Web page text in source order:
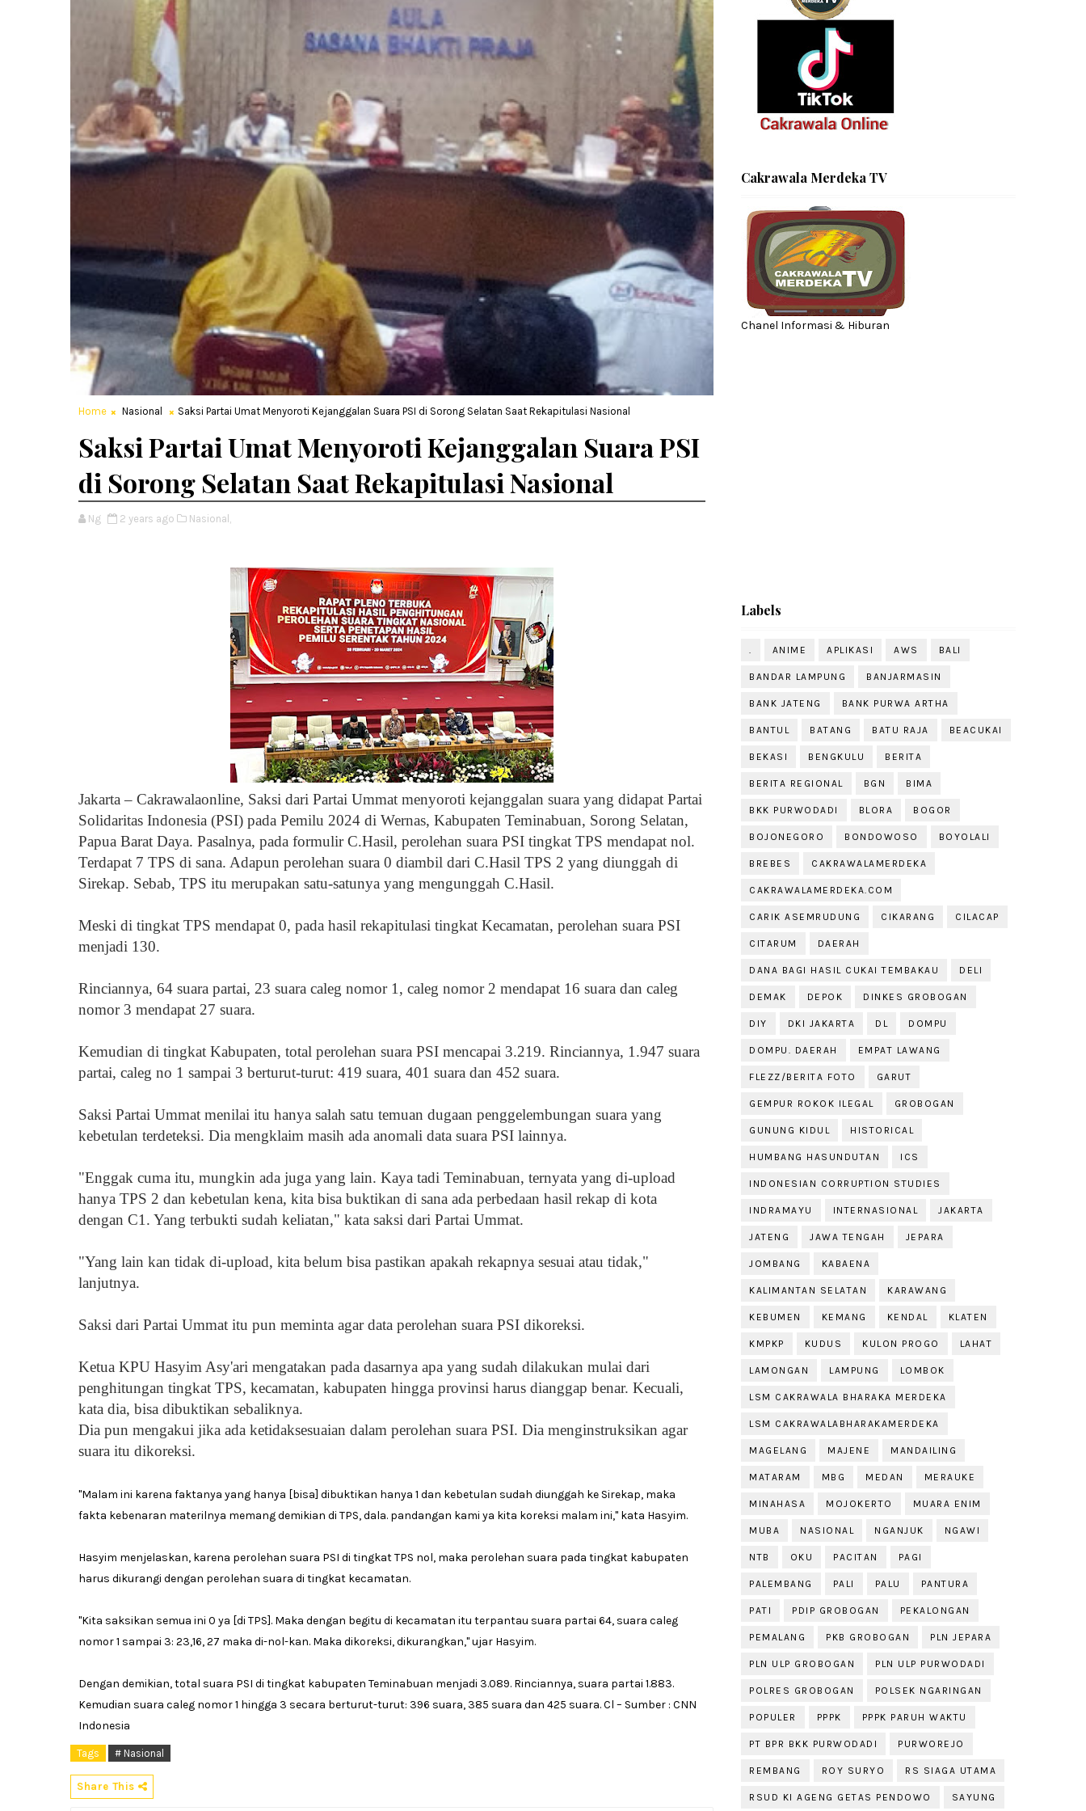
Home Nasional Saksi Partai Umat Menyoroti Kejanggalan Suara PSI di Sorong Selatan Saat Rekapitulasi Nasional
Saksi Partai Umat Menyoroti Kejanggalan Suara PSI
di Sorong Selatan Saat Rekapitulasi Nasional
Ng 2 years ago Nasional,
Jakarta – Cakrawalaonline, Saksi dari Partai Ummat menyoroti kejanggalan suara yang didapat Partai
Solidaritas Indonesia (PSI) pada Pemilu 2024 di Wernas, Kabupaten Teminabuan, Sorong Selatan,
Papua Barat Daya. Pasalnya, pada formulir C.Hasil, perolehan suara PSI tingkat TPS mendapat nol.
Terdapat 7 TPS di sana. Adapun perolehan suara 0 diambil dari C.Hasil TPS 2 yang diunggah di
Sirekap. Sebab, TPS itu merupakan satu-satunya yang mengunggah C.Hasil.
Meski di tingkat TPS mendapat 0, pada hasil rekapitulasi tingkat Kecamatan, perolehan suara PSI
menjadi 130.
Rinciannya, 64 suara partai, 23 suara caleg nomor 1, caleg nomor 2 mendapat 16 suara dan caleg
nomor 3 mendapat 27 suara.
Kemudian di tingkat Kabupaten, total perolehan suara PSI mencapai 3.219. Rinciannya, 1.947 suara
partai, caleg no 1 sampai 3 berturut-turut: 419 suara, 401 suara dan 452 suara.
Saksi Partai Ummat menilai itu hanya salah satu temuan dugaan penggelembungan suara yang
kebetulan terdeteksi. Dia mengklaim masih ada anomali data suara PSI lainnya.
"Enggak cuma itu, mungkin ada juga yang lain. Kaya tadi Teminabuan, ternyata yang di-upload
hanya TPS 2 dan kebetulan kena, kita bisa buktikan di sana ada perbedaan hasil rekap di kota
dengan C1. Yang terbukti sudah keliatan," kata saksi dari Partai Ummat.
"Yang lain kan tidak di-upload, kita belum bisa pastikan apakah rekapnya sesuai atau tidak,"
lanjutnya.
Saksi dari Partai Ummat itu pun meminta agar data perolehan suara PSI dikoreksi.
Ketua KPU Hasyim Asy'ari mengatakan pada dasarnya apa yang sudah dilakukan mulai dari
penghitungan tingkat TPS, kecamatan, kabupaten hingga provinsi harus dianggap benar. Kecuali,
kata dia, bisa dibuktikan sebaliknya.
Dia pun mengakui jika ada ketidaksesuaian dalam perolehan suara PSI. Dia menginstruksikan agar
suara itu dikoreksi.
"Malam ini karena faktanya yang hanya [bisa] dibuktikan hanya 1 dan kebetulan sudah diunggah ke Sirekap, maka
fakta kebenaran materilnya memang demikian di TPS, dala. pandangan kami ya kita koreksi malam ini," kata Hasyim.
Hasyim menjelaskan, karena perolehan suara PSI di tingkat TPS nol, maka perolehan suara pada tingkat kabupaten
harus dikurangi dengan perolehan suara di tingkat kecamatan.
"Kita saksikan semua ini 0 ya [di TPS]. Maka dengan begitu di kecamatan itu terpantau suara partai 64, suara caleg
nomor 1 sampai 3: 23,16, 27 maka di-nol-kan. Maka dikoreksi, dikurangkan," ujar Hasyim.
Dengan demikian, total suara PSI di tingkat kabupaten Teminabuan menjadi 3.089. Rinciannya, suara partai 1.883.
Kemudian suara caleg nomor 1 hingga 3 secara berturut-turut: 396 suara, 385 suara dan 425 suara.Cl – Sumber : CNN
Indonesia
Tags # Nasional
Share This
Cakrawala Merdeka TV
Chanel Informasi & Hiburan
Labels
. ANIME APLIKASI AWS BALI
BANDAR LAMPUNG BANJARMASIN
BANK JATENG BANK PURWA ARTHA
BANTUL BATANG BATU RAJA BEACUKAI
BEKASI BENGKULU BERITA
BERITA REGIONAL BGN BIMA
BKK PURWODADI BLORA BOGOR
BOJONEGORO BONDOWOSO BOYOLALI
BREBES CAKRAWALAMERDEKA
CAKRAWALAMERDEKA.COM
CARIK ASEMRUDUNG CIKARANG CILACAP
CITARUM DAERAH
DANA BAGI HASIL CUKAI TEMBAKAU DELI
DEMAK DEPOK DINKES GROBOGAN
DIY DKI JAKARTA DL DOMPU
DOMPU. DAERAH EMPAT LAWANG
FLEZZ/BERITA FOTO GARUT
GEMPUR ROKOK ILEGAL GROBOGAN
GUNUNG KIDUL HISTORICAL
HUMBANG HASUNDUTAN ICS
INDONESIAN CORRUPTION STUDIES
INDRAMAYU INTERNASIONAL JAKARTA
JATENG JAWA TENGAH JEPARA
JOMBANG KABAENA
KALIMANTAN SELATAN KARAWANG
KEBUMEN KEMANG KENDAL KLATEN
KMPKP KUDUS KULON PROGO LAHAT
LAMONGAN LAMPUNG LOMBOK
LSM CAKRAWALA BHARAKA MERDEKA
LSM CAKRAWALABHARAKAMERDEKA
MAGELANG MAJENE MANDAILING
MATARAM MBG MEDAN MERAUKE
MINAHASA MOJOKERTO MUARA ENIM
MUBA NASIONAL NGANJUK NGAWI
NTB OKU PACITAN PAGI
PALEMBANG PALI PALU PANTURA
PATI PDIP GROBOGAN PEKALONGAN
PEMALANG PKB GROBOGAN PLN JEPARA
PLN ULP GROBOGAN PLN ULP PURWODADI
POLRES GROBOGAN POLSEK NGARINGAN
POPULER PPPK PPPK PARUH WAKTU
PT BPR BKK PURWODADI PURWOREJO
REMBANG ROY SURYO RS SIAGA UTAMA
RSUD KI AGENG GETAS PENDOWO SAYUNG